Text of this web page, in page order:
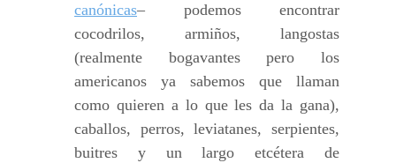
canónicas– podemos encontrar
cocodrilos, armiños, langostas
(realmente bogavantes pero los
americanos ya sabemos que llaman
como quieren a lo que les da la gana),
caballos, perros, leviatanes, serpientes,
buitres y un largo etcétera de